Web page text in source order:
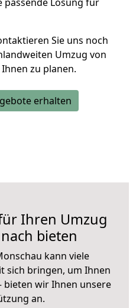
Sie uns noch
Umzug von
zu planen.
erhalten
Ihren Umzug
bieten
kann viele
sich bringen, um Ihnen
bieten wir Ihnen unsere
an.